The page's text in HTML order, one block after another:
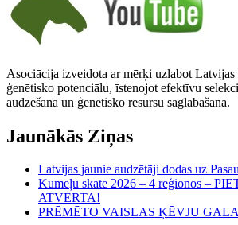
Asociācija izveidota ar mērķi uzlabot Latvijas
ģenētisko potenciālu, īstenojot efektīvu
audzēšanā un ģenētisko resursu saglabāšanā.
Jaunākās Ziņas
Latvijas jaunie audzētāji dodas uz
Kumeļu skate 2026 – 4 reģionos –
ATVĒRTA!
PRĒMĒTO VAISLAS ĶĒVJU